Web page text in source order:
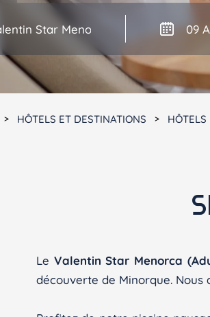
Valentin Playa de Muro
Valentin Somni
HÔTELS ET DESTINATIONS HÔTELS
Le Valentin Star Menorca
découverte de Minorque. Nous